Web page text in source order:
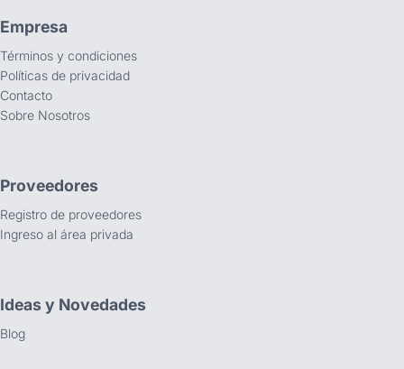
Empresa
Términos y condiciones
Políticas de privacidad
Contacto
Sobre Nosotros
Proveedores
Registro de proveedores
Ingreso al área privada
Ideas y Novedades
Blog